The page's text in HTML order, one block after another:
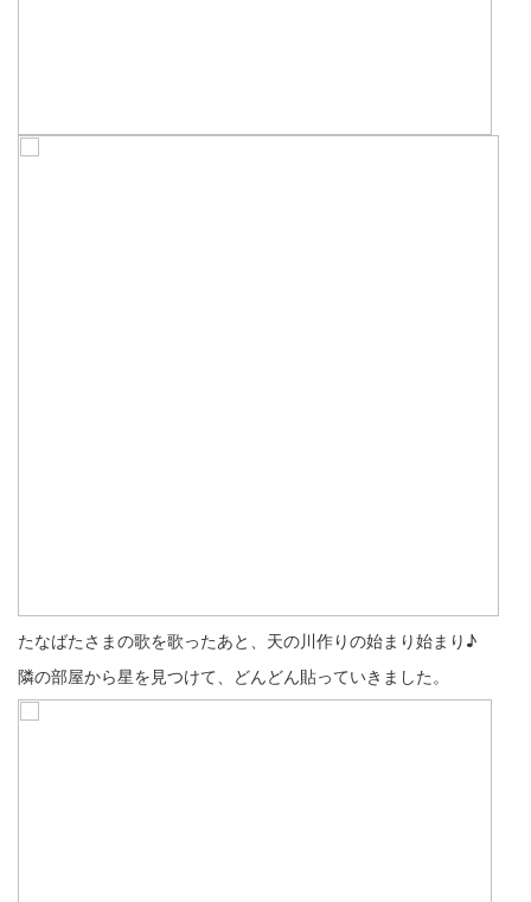
たなばたさまの歌を歌ったあと、天の川作りの始まり始まり♪
隣の部屋から星を見つけて、どんどん貼っていきました。